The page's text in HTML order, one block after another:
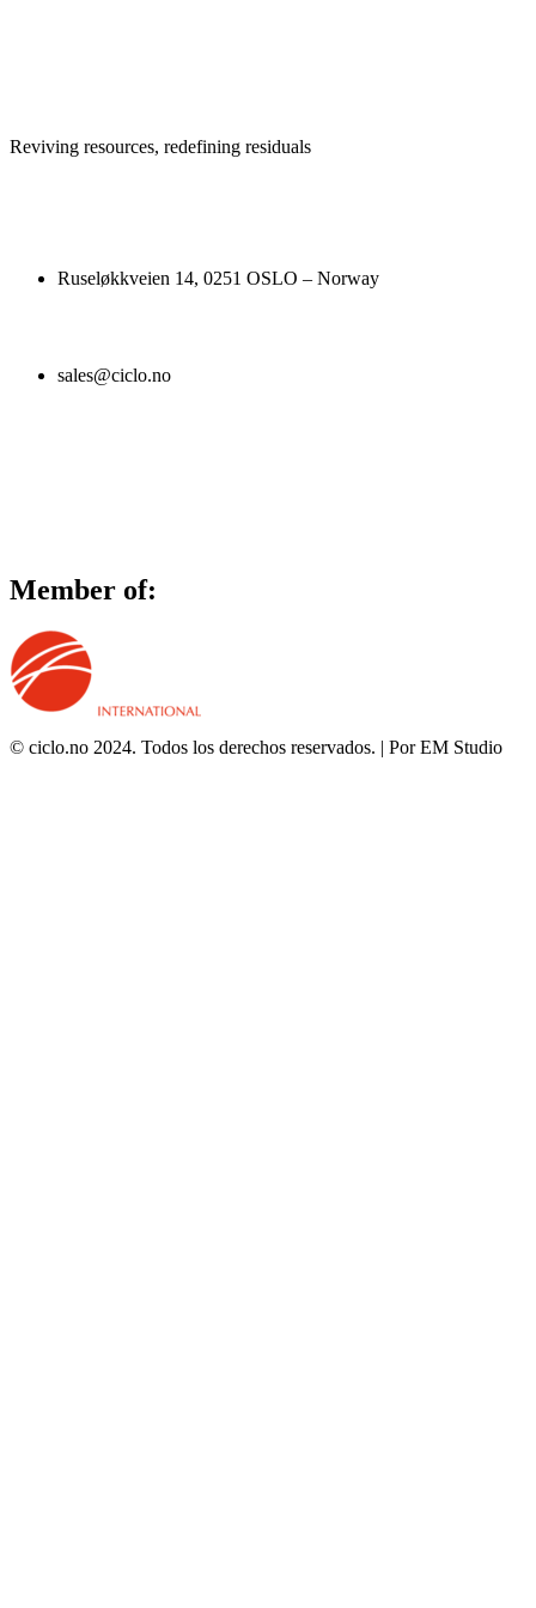
Reviving resources, redefining residuals
Ruseløkkveien 14, 0251 OSLO – Norway
sales@ciclo.no
Member of:
© ciclo.no 2024. Todos los derechos reservados. | Por EM Studio